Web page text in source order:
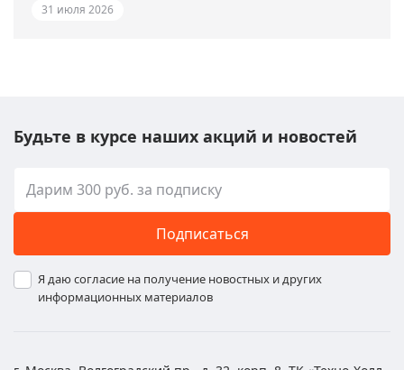
31 июля 2026
Будьте в курсе наших акций и новостей
Подписаться
Я даю согласие на получение новостных и других
информационных материалов